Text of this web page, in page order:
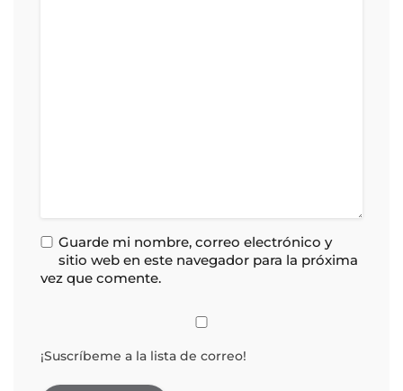
Guarde mi nombre, correo electrónico y
sitio web en este navegador para la próxima
vez que comente.
¡Suscríbeme a la lista de correo!